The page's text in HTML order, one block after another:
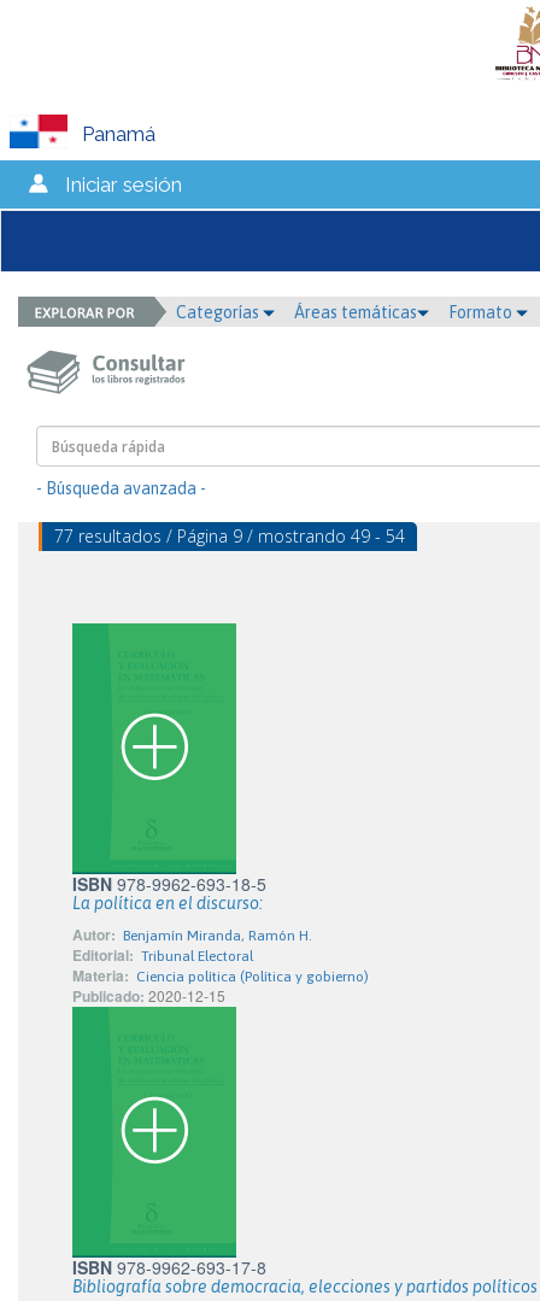
Panamá
Iniciar sesión
Categorías Áreas temáticas Formato
- Búsqueda avanzada -
77 resultados / Página 9 / mostrando 49 - 54
ISBN 978-9962-693-18-5
La política en el discurso:
Autor: Benjamín Miranda, Ramón H.
Editorial: Tribunal Electoral
Materia: Ciencia política (Política y gobierno)
Publicado: 2020-12-15
ISBN 978-9962-693-17-8
Bibliografía sobre democracia, elecciones y partidos políticos